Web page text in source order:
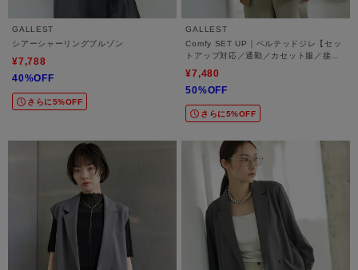
GALLEST
シアーシャーリングブルゾン
¥7,788
40%OFF
さらに5%OFF
GALLEST
Comfy SET UP｜ベルテッドジレ【セッ
トアップ対応／通勤／カセット服／接触
¥7,480
50%OFF
さらに5%OFF